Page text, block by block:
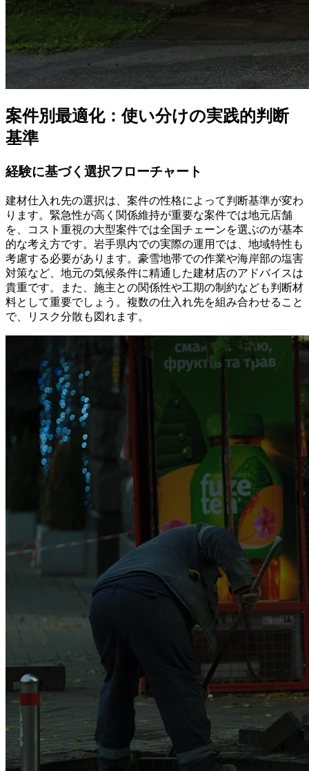
案件別最適化：使い分けの実践的判断
基準
経験に基づく選択フローチャート
建材仕入れ先の選択は、案件の性格によって判断基準が変わ
ります。緊急性が高く関係維持が重要な案件では地元店舗
を、コスト重視の大型案件では全国チェーンを選ぶのが基本
的な考え方です。岩手県内での実際の運用では、地域特性も
考慮する必要があります。豪雪地帯での作業や海岸部の塩害
対策など、地元の気候条件に精通した建材店のアドバイスは
貴重です。また、施主との関係性や工期の制約なども判断材
料として重要でしょう。複数の仕入れ先を組み合わせること
で、リスク分散も図れます。